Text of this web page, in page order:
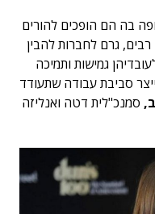
בה הם הופכים להורים
גרם לחברות להבין
גמישות ותמיכה
סביבת עבודה שתעודד
סמנכ"לית דטה ואנליזה